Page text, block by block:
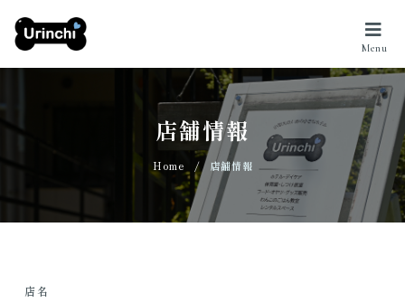
店舗情報
Home / 店舗情報
店名